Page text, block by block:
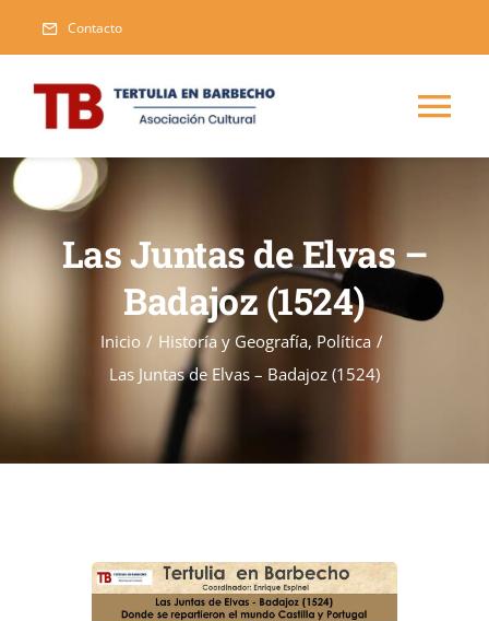
contenido
Contacto
Publicaciones Nueva
Las Juntas de Elvas –
Badajoz (1524)
Inicio / Historía y Geografía, Política /
Las Juntas de Elvas – Badajoz (1524)